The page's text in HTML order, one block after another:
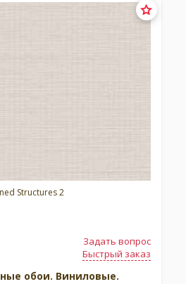
Structures 2
Задать вопрос
Быстрый заказ
обои. Виниловые.